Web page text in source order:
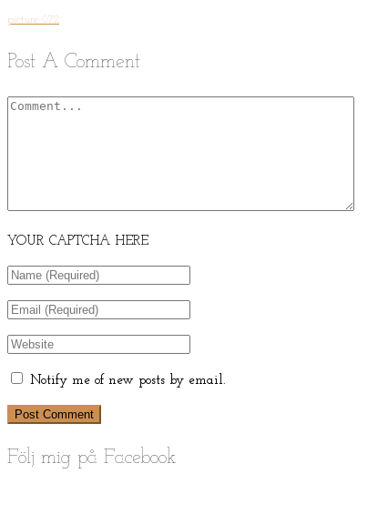
picture-072
Post A Comment
YOUR CAPTCHA HERE
Notify me of new posts by email.
Följ mig på Facebook